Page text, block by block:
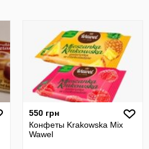
550 грн
Конфеты Krakowska Mix
Wawel